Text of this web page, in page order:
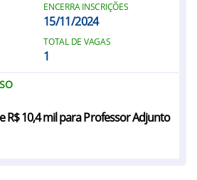
ENCERRA INSCRIÇÕES
15/11/2024
TOTAL DE VAGAS
1
R$ 10,4 mil para Professor Adjunto